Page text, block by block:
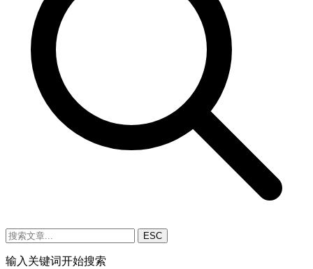
ESC
输入关键词开始搜索